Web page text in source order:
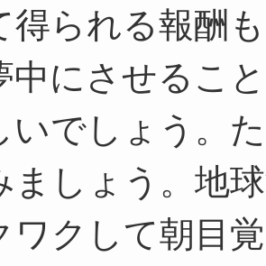
得られる報酬
中にさせるこ
いでしょう。
ましょう。地
ワクして朝目